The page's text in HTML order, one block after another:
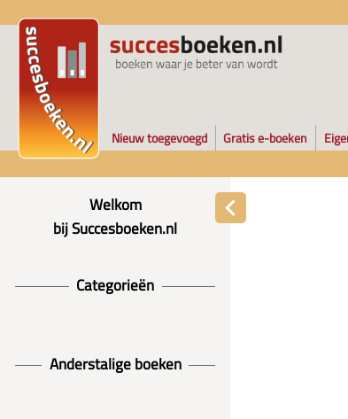
Nieuw toegevoegd Gratis e-boeken
Welkom
bij Succesboeken.nl
Categorieën
Anderstalige boeken